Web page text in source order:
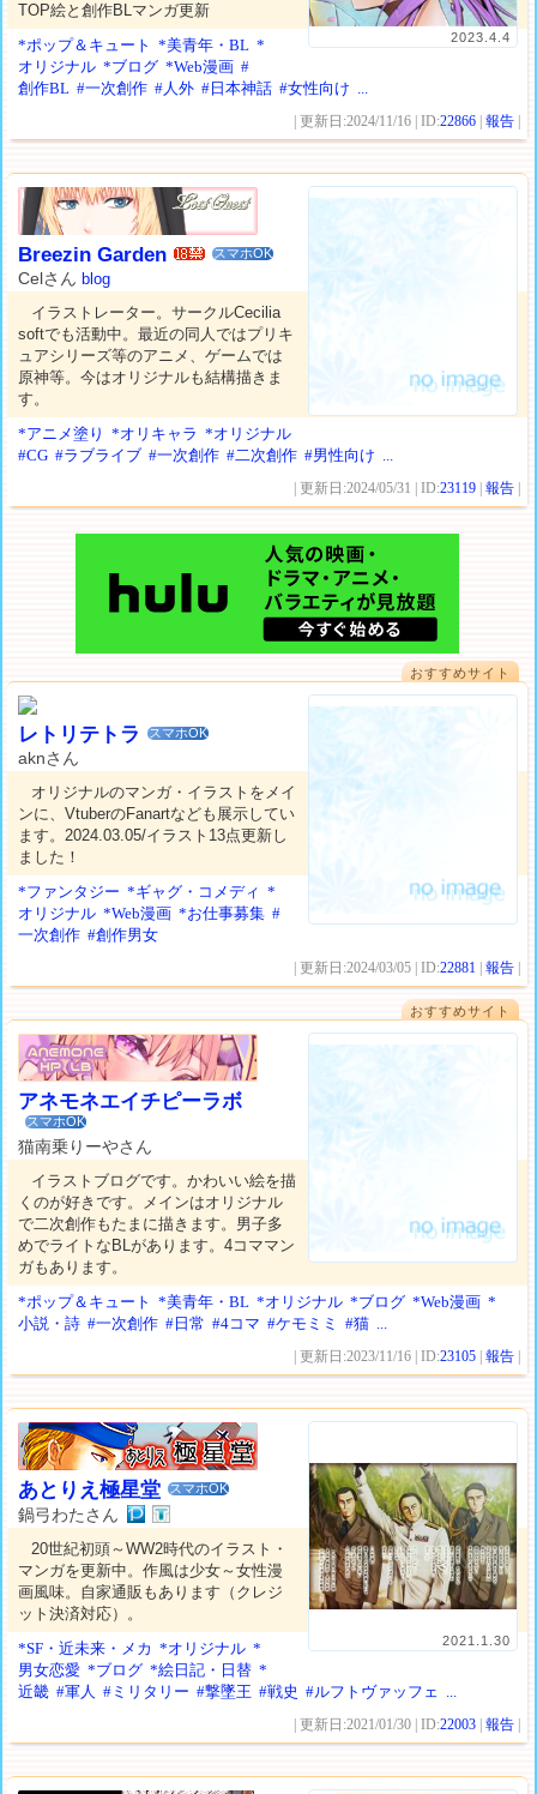
2023.4.4
TOP絵と創作BLマンガ更新
*ポップ＆キュート
*美青年・BL *
オリジナル *ブログ *Web漫画 #
創作BL #一次創作 #人外 #日本神話 #女性向け ...
| 更新日:2024/11/16 | ID:22866 |報告
Breezin Garden スマホOK
Celさんblog
イラストレーター。サークルCecilia
softでも活動中。最近の同人ではプリキ
ュアシリーズ等のアニメ、ゲームでは
原神等。今はオリジナルも結構描きま
す。
*アニメ塗り
*オリキャラ *オリジナル
#CG #ラブライブ #一次創作 #二次創作 #男性向け ...
| 更新日:2024/05/31 | ID:23119 |報告
おすすめサイト
レトリテトラ スマホOK
aknさん
オリジナルのマンガ・イラストをメイ
ンに、VtuberのFanartなども展示してい
ます。2024.03.05/イラスト13点更新し
ました！
*ファンタジー *ギャグ・コメディ *
オリジナル *Web漫画 *お仕事募集 #
一次創作 #創作男女
| 更新日:2024/03/05 | ID:22881 |報告
おすすめサイト
アネモネエイチピーラボ
スマホOK
猫南乗りーやさん
イラストブログです。かわいい絵を描
くのが好きです。メインはオリジナル
で二次創作もたまに描きます。男子多
めでライトなBLがあります。4コママン
ガもあります。
*ポップ＆キュート
*美青年・BL *オリジナル *ブログ *Web漫画 *
小説・詩 #一次創作 #日常 #4コマ #ケモミミ #猫 ...
| 更新日:2023/11/16 | ID:23105 |報告
2021.1.30
あとりえ極星堂 スマホOK
鍋弓わたさん
20世紀初頭～WW2時代のイラスト・
マンガを更新中。作風は少女～女性漫
画風味。自家通販もあります（クレジ
ット決済対応）。
*SF・近未来・メカ *オリジナル *
男女恋愛 *ブログ *絵日記・日替 *
近畿 #軍人 #ミリタリー #撃墜王 #戦史 #ルフトヴァッフェ ...
| 更新日:2021/01/30 | ID:22003 |報告